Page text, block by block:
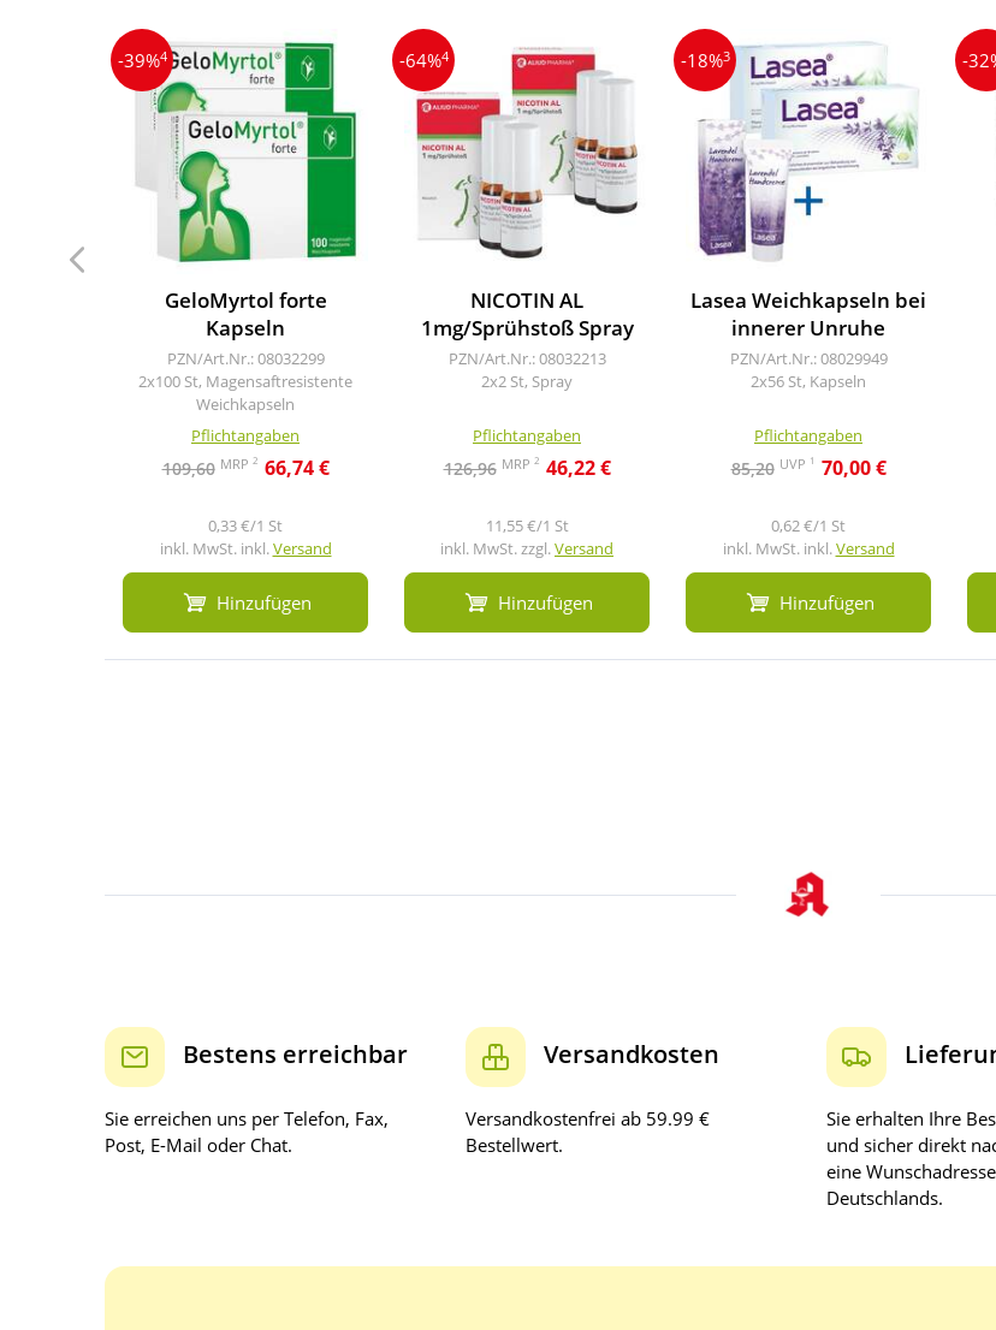
-39%4
GeloMyrtol forte
Kapseln
PZN/Art.Nr.: 08032299
2x100 St, Magensaftresistente
Weichkapseln
Pflichtangaben
109,60 MRP 2 66,74 €
0,33 €/1 St
inkl. MwSt. inkl.Versand
Hinzufügen
-64%4
NICOTIN AL
1mg/Sprühstoß Spray
PZN/Art.Nr.: 08032213
2x2 St, Spray
Pflichtangaben
126,96 MRP 2 46,22 €
11,55 €/1 St
inkl. MwSt. zzgl.Versand
Hinzufügen
-18%3
Lasea Weichkapseln bei
innerer Unruhe
PZN/Art.Nr.: 08029949
2x56 St, Kapseln
Pflichtangaben
85,20 UVP 1 70,00 €
0,62 €/1 St
inkl. MwSt. inkl.Versand
Hinzufügen
-
Bestens erreichbar
Sie erreichen uns per Telefon, Fax,
Post, E-Mail oder Chat.
Versandkosten
Versandkostenfrei ab 59.99 €
Bestellwert.
Sie erhalten Ihre
und sicher direkt
eine
Deutschlands.